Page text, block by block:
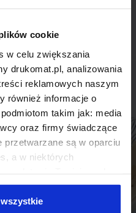
cookie
w celu zwiększania
drukomat.pl, analizowania
reklamowych naszym
również informacje o
takim jak: media
oraz firmy świadczące
przetwarzane są w oparciu
a w niektórych
i przetwarzane są
z których listą
omówić